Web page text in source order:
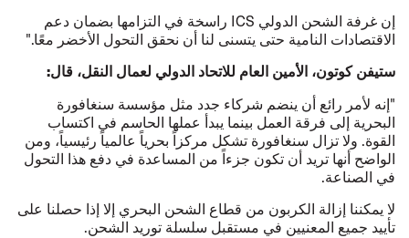
إن غرفة الشحن الدولي ICS راسخة في التزامها بضمان دعم
الاقتصادات النامية حتى يتسنى لنا أن نحقق التحول الأخضر معًا."
ستيفن كوتون، الأمين العام للاتحاد الدولي لعمال النقل، قال:
"إنه لأمر رائع أن ينضم شركاء جدد مثل مؤسسة سنغافورة
البحرية إلى فرقة العمل بينما يبدأ عملها الحاسم في اكتساب
القوة. ولا تزال سنغافورة تشكل مركزاً بحرياً عالمياً رئيسياً، ومن
الواضح أنها تريد أن تكون جزءاً من المساعدة في دفع هذا التحول
في الصناعة.
لا يمكننا إزالة الكربون من قطاع الشحن البحري إلا إذا حصلنا على
تأييد جميع المعنيين في مستقبل سلسلة توريد الشحن.